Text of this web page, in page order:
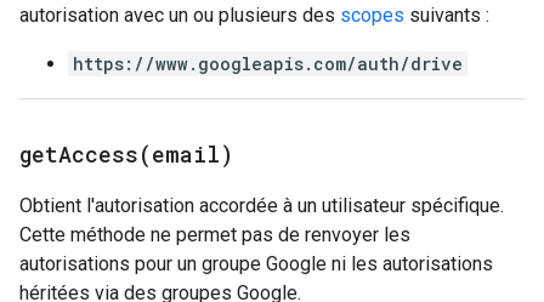
autorisation avec un ou plusieurs des scopes suivants :
https://www.googleapis.com/auth/drive
getAccess(email)
Obtient l'autorisation accordée à un utilisateur spécifique.
Cette méthode ne permet pas de renvoyer les
autorisations pour un groupe Google ni les autorisations
héritées via des groupes Google.